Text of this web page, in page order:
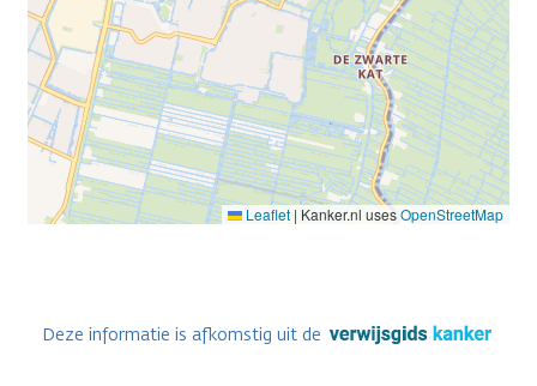
Leaflet | Kanker.nl usesOpenStreetMap
Deze informatie is afkomstig uit de